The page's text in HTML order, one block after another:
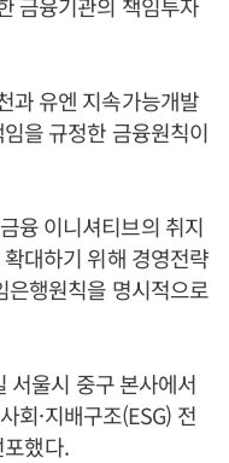
과 유엔 지속가능개발
을 규정한 금융원칙이
융 이니셔티브의 취지
대하기 위해 경영전략
은행원칙을 명시적으로
서울시 중구 본사에서
회·지배구조(ESG) 전
했다.